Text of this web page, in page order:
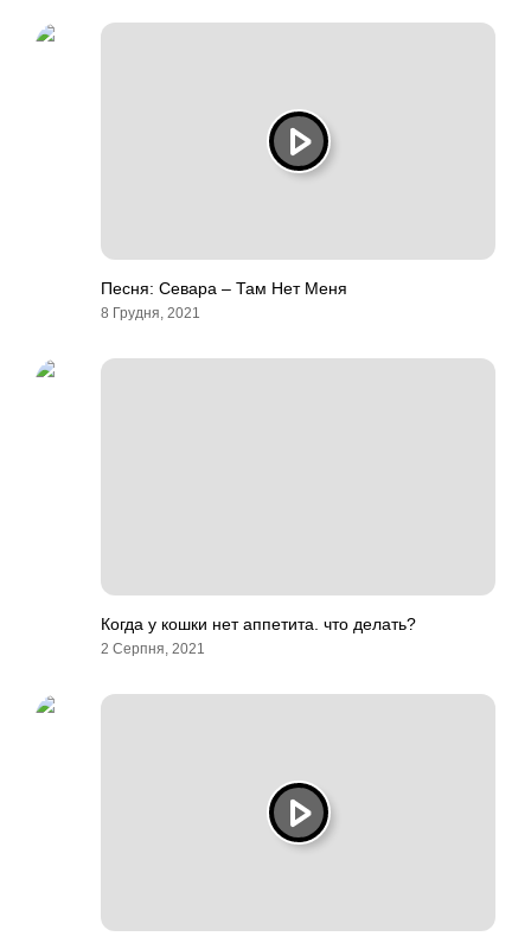
Песня: Севара – Там Нет Меня
8 Грудня, 2021
Когда у кошки нет аппетита. что делать?
2 Серпня, 2021